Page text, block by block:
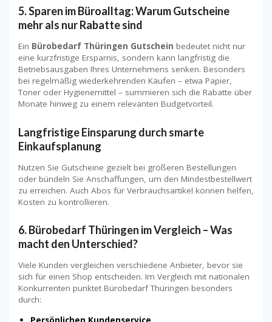
5. Sparen im Büroalltag: Warum Gutscheine
mehr als nur Rabatte sind
Ein Bürobedarf Thüringen Gutschein bedeutet nicht nur
eine kurzfristige Ersparnis, sondern kann langfristig die
Betriebsausgaben Ihres Unternehmens senken. Besonders
bei regelmäßig wiederkehrenden Käufen – etwa Papier,
Toner oder Hygienemittel – summieren sich die Rabatte über
Monate hinweg zu einem relevanten Budgetvorteil.
Langfristige Einsparung durch smarte
Einkaufsplanung
Nutzen Sie Gutscheine gezielt bei größeren Bestellungen
oder bündeln Sie Anschaffungen, um den Mindestbestellwert
zu erreichen. Auch Abos für Verbrauchsartikel können helfen,
Kosten zu kontrollieren.
6. Bürobedarf Thüringen im Vergleich – Was
macht den Unterschied?
Viele Kunden vergleichen verschiedene Anbieter, bevor sie
sich für einen Shop entscheiden. Im Vergleich mit nationalen
Konkurrenten punktet Bürobedarf Thüringen besonders
durch: